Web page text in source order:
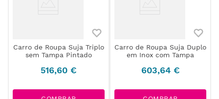
Carro de Roupa Suja Triplo
sem Tampa Pintado
516,60 €
Carro de Roupa Suja Duplo
em Inox com Tampa
603,64 €